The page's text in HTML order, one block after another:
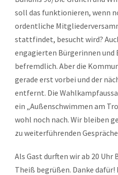
soll das funktionieren, wenn
ordentliche
stattfindet, besucht wird?
engagierten Bürgerinnen und
befremdlich. Aber die
gerade erst vorbei und der
entfernt. Die
ein „Außenschwimmen am
wohl noch nach. Wir bleiben
zu weiterführenden
Als Gast durften wir ab 20
Theiß begrüßen. Danke dafür!